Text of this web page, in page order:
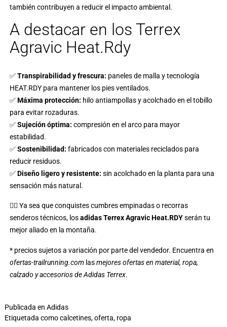
también contribuyen a reducir el impacto ambiental.
A destacar en los Terrex
Agravic Heat.Rdy
✅Transpirabilidad y frescura: paneles de malla y tecnología
HEAT.RDY para mantener los pies ventilados.
✅Máxima protección: hilo antiampollas y acolchado en el tobillo
para evitar rozaduras.
✅Sujeción óptima: compresión en el arco para mayor
estabilidad.
✅Sostenibilidad: fabricados con materiales reciclados para
reducir residuos.
✅Diseño ligero y resistente: sin acolchado en la planta para una
sensación más natural.
🏃‍♂️ Ya sea que conquistes cumbres empinadas o recorras
senderos técnicos, losadidas Terrex Agravic Heat.RDYserán tu
mejor aliado en la montaña.
* precios sujetos a variación por parte del vendedor. Encuentra en
ofertas-trailrunning.com lasmejores ofertas en material, ropa,
calzado y accesorios de Adidas Terrex.
Publicada en Adidas
Etiquetada comocalcetines,oferta, ropa